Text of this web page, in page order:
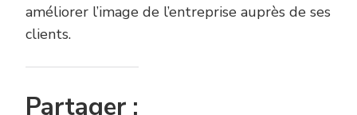
améliorer l’image de l’entreprise auprès de ses
clients.
Partager :